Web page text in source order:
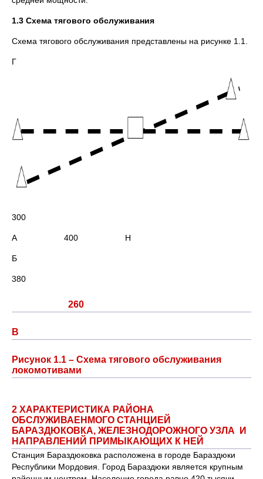
1.3 Схема тягового обслуживания
Схема тягового обслуживания представлены на рисунке 1.1.
Г
300
А 400 Н
Б
380
260
В
Рисунок 1.1 – Схема тягового обслуживания
локомотивами
2 ХАРАКТЕРИСТИКА РАЙОНА
ОБСЛУЖИВАЕНМОГО СТАНЦИЕЙ
БАРАЗДЮКОВКА, ЖЕЛЕЗНОДОРОЖНОГО УЗЛА И
НАПРАВЛЕНИЙ ПРИМЫКАЮЩИХ К НЕЙ
Станция Бараздюковка расположена в городе Бараздюки
Республики Мордовия. Город Бараздюки является крупным